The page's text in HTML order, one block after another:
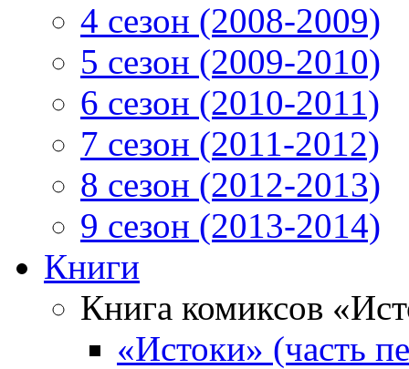
4 сезон (2008-2009)
5 сезон (2009-2010)
6 сезон (2010-2011)
7 сезон (2011-2012)
8 сезон (2012-2013)
9 сезон (2013-2014)
Книги
Книга комиксов
«Истоки» (часть